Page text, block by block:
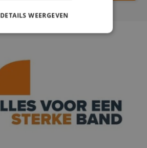
DETAILS WEERGEVEN